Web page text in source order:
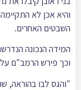
והיא אכן לא
השבטים האחרים.
המידה הנכונה
וכך פירש הרמב"ם
"והגס לבו בהוראה,